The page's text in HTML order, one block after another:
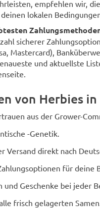
empfehlen wir,
lokalen
sicherer
Mastercard),
und aktuellste
von Herbies
aus der Grower-
-Genetik.
Versand direkt nach
für deine
und Geschenke bei jeder
frisch gelagerten Samen.